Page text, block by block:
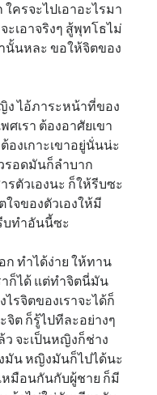
ครจะไปเอาอะไรมา
เอาจริงๆ สู้พุทโธไม่
นั้นหละ ขอให้จิตของ
ง ไอ้ภาระหน้าที่ของ
เรา ต้องอาศัยเขา
องเกาะเขาอยู่นั่นน่ะ
รอดมันก็ลำบาก
ตัวเองนะ ก็ให้รีบซะ
จของตัวเองให้มี
บทำอันนี้ซะ
ก ทำได้ง่าย ให้ทาน
าก็ได้ แต่ทำจิตนี่มัน
รจิตของเราจะได้ก็
จิต ก็รู้ไปทีละอย่างๆ
ว จะเป็นหญิงก็ช่าง
มัน หญิงมันก็ไปได้นะ
หมือนกันกับผู้ชาย ก็มี